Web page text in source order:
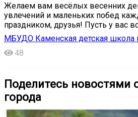
Желаем вам весёлых весенних
увлечений и маленьких побед
праздником, друзья! Пусть у вас
МБУДО Каменская детская школа
48
Поделитесь новостями
города